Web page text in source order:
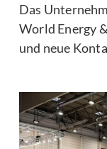
Das
World Energy
und neue